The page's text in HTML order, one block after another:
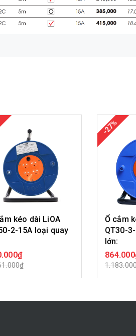
kéo dài LiOA
2-15A loại quay
MUA HÀNG
-27%
Ổ cắm
QT30-
lớn: